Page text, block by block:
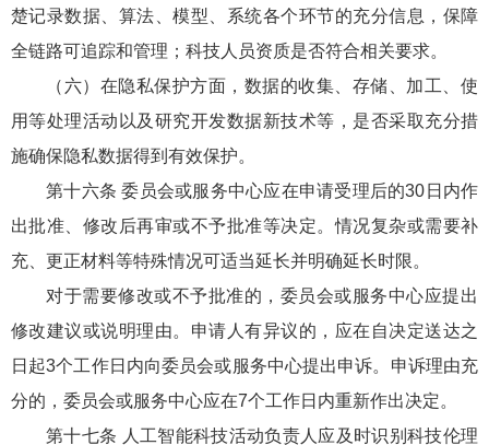
楚记录数据、算法、模型、系统各个环节的充分信息，保障
全链路可追踪和管理；科技人员资质是否符合相关要求。
（六）在隐私保护方面，数据的收集、存储、加工、使
用等处理活动以及研究开发数据新技术等，是否采取充分措
施确保隐私数据得到有效保护。
第十六条 委员会或服务中心应在申请受理后的30日内作
出批准、修改后再审或不予批准等决定。情况复杂或需要补
充、更正材料等特殊情况可适当延长并明确延长时限。
对于需要修改或不予批准的，委员会或服务中心应提出
修改建议或说明理由。申请人有异议的，应在自决定送达之
日起3个工作日内向委员会或服务中心提出申诉。申诉理由充
分的，委员会或服务中心应在7个工作日内重新作出决定。
第十七条 人工智能科技活动负责人应及时识别科技伦理